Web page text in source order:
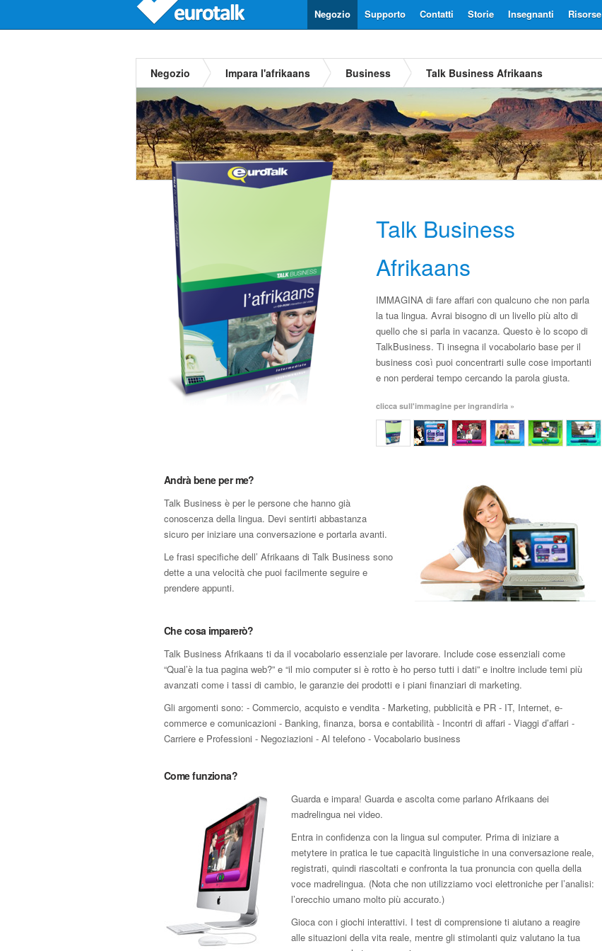
Risorse
Insegnanti
Storie
Contatti
Supporto
Negozio
Negozio Impara l'afrikaans Business Talk Business Afrikaans
Talk Business
Afrikaans
IMMAGINA di fare affari con qualcuno che non parla
la tua lingua. Avrai bisogno di un livello più alto di
quello che si parla in vacanza. Questo è lo scopo di
TalkBusiness. Ti insegna il vocabolario base per il
business così puoi concentrarti sulle cose importanti
e non perderai tempo cercando la parola giusta.
clicca sull'immagine per ingrandirla »
Andrà bene per me?
Talk Business è per le persone che hanno già
conoscenza della lingua. Devi sentirti abbastanza
sicuro per iniziare una conversazione e portarla avanti.
Le frasi specifiche dell’ Afrikaans di Talk Business sono
dette a una velocità che puoi facilmente seguire e
prendere appunti.
Che cosa imparerò?
Talk Business Afrikaans ti da il vocabolario essenziale per lavorare. Include cose essenziali come
“Qual’è la tua pagina web?” e “il mio computer si è rotto è ho perso tutti i dati” e inoltre include temi più
avanzati come i tassi di cambio, le garanzie dei prodotti e i piani finanziari di marketing.
Gli argomenti sono: - Commercio, acquisto e vendita - Marketing, pubblicità e PR - IT, Internet, e-
commerce e comunicazioni - Banking, finanza, borsa e contabilità - Incontri di affari - Viaggi d’affari -
Carriere e Professioni - Negoziazioni - Al telefono - Vocabolario business
Come funziona?
Guarda e impara! Guarda e ascolta come parlano Afrikaans dei
madrelingua nei video.
Entra in confidenza con la lingua sul computer. Prima di iniziare a
metytere in pratica le tue capacità linguistiche in una conversazione reale,
registrati, quindi riascoltati e confronta la tua pronuncia con quella della
voce madrelingua. (Nota che non utilizziamo voci elettroniche per l’analisi:
l’orecchio umano molto più accurato.)
Gioca con i giochi interattivi. I test di comprensione ti aiutano a reagire
alle situazioni della vita reale, mentre gli stimolanti quiz valutano la tua